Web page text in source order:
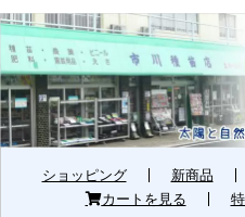
ホーム
ら
お勧め
ショッピング 新商品
カートを見る